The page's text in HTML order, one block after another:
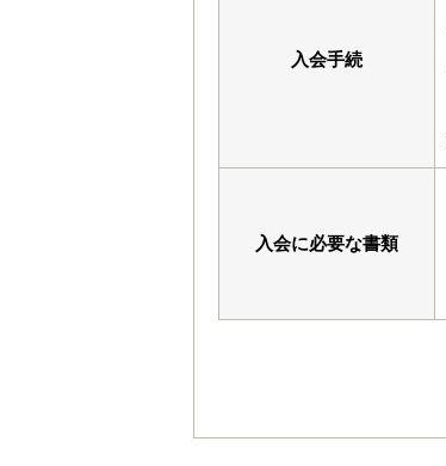
入会手続
入会に必要な書類